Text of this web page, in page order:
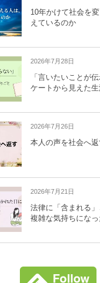
10年かけて社会を
えているのか
2026年7月28日
「言いたいことが
ケートから見えた
2026年7月26日
本人の声を社会へ返
2026年7月21日
法律に「含まれる」
複雑な気持ちにな